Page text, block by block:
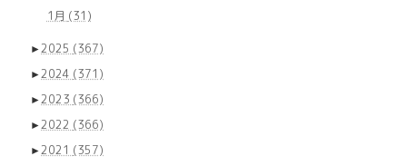
1月 (31)
►2025 (367)
►2024 (371)
►2023 (366)
►2022 (366)
►2021 (357)